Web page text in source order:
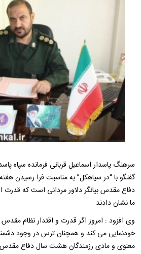
سرهنگ پاسدار اسماعیل قربانی فرمانده سپاه
گفتگو با “در سیاهکل” به مناسبت فرا رسیدن
دفاع مقدس بیانگر دلاور مردانی است که قدرت
ما نشان دادند.
وی افزود : امروز اگر قدرت و اقتدار نظام
خودنمایی می کند و همچنان ترس در وجود
معنوی و مادی رزمندگان هشت سال دفاع